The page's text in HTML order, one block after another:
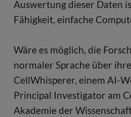
Auswertung dieser Daten
Fähigkeit, einfache
Wäre es möglich, die
normaler Sprache über
CellWhisperer, einem AI-
Principal Investigator am
Akademie der